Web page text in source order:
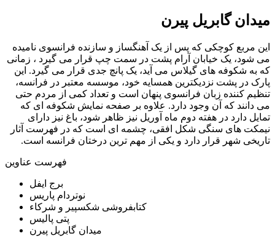
میدان گابریل پیرن
این مربع کوچکی که پس از یک آهنگساز و سازنده فرانسوی نامیده
می شود، یک خیابان آرام پشت در سمت چپ قرار می گیرد ، زمانی
که به شکوفه های گیلاس می آید، یک پانچ جدی قرار می گیرد. این
پارک در پشت نزدیکترین همسایه خود، موسسه معتبر در فرانسه،
تنظیم کننده زبان فرانسوی پنهان است و تعداد کمی از مردم حتی
می دانند که آن وجود دارد. علاوه بر صفحه نمایش شکوفه ای که
تمایل دارد در هفته دوم ماه آوریل نیز ظاهر شود، باغ نیز دارای
نیمکت های سنگی شکل افقی، چشمه ای است که در فهرست آثار
تاریخی شهر قرار دارد و یکی از مهم ترین درختان فرانسه است.
فهرست عناوین
برج ایفل
نوتردام پاریس
کتابفروشی شکسپیر و شرکاء
پتی پالیس
میدان گابریل پیرن